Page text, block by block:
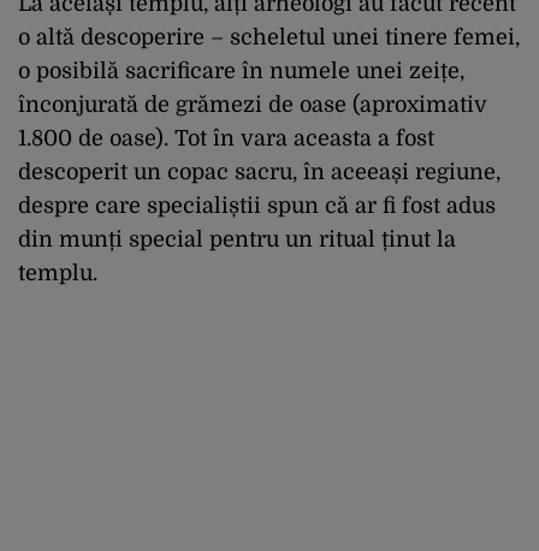
o altă descoperire – scheletul unei tinere femei,
o posibilă sacrificare în numele unei zeițe,
înconjurată de grămezi de oase (aproximativ
1.800 de oase). Tot în vara aceasta a fost
descoperit un copac sacru, în aceeași regiune,
despre care specialiștii spun că ar fi fost adus
din munți special pentru un ritual ținut la
templu.